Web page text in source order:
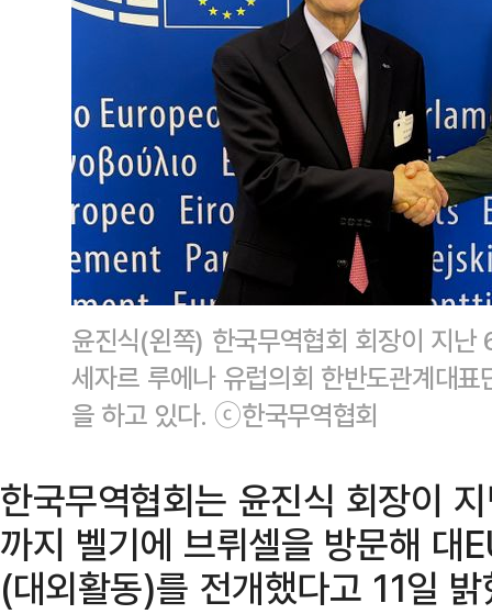
윤진식(왼쪽) 한국무역협회 회장이 지
세자르 루에나 유럽의회 한반도관계대
을 하고 있다. ⓒ한국무역협회
한국무역협회는 윤진식 회장이
까지 벨기에 브뤼셀을 방문해 대
(대외활동)를 전개했다고 11일